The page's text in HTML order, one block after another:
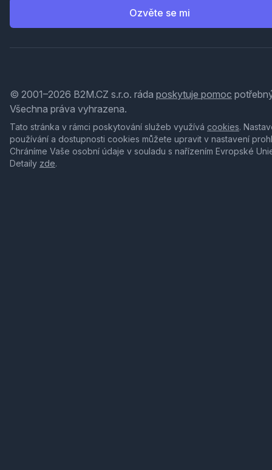
Ozvěte se mi
© 2001–2026 B2M.CZ s.r.o. ráda poskytuje pomoc
Všechna práva vyhrazena.
Tato stránka v rámci poskytování služeb využívá cookies.
používání a dostupnosti cookies můžete upravit v nastavení
Chráníme Vaše osobní údaje v souladu s nařízením Evropské
Detaily zde.